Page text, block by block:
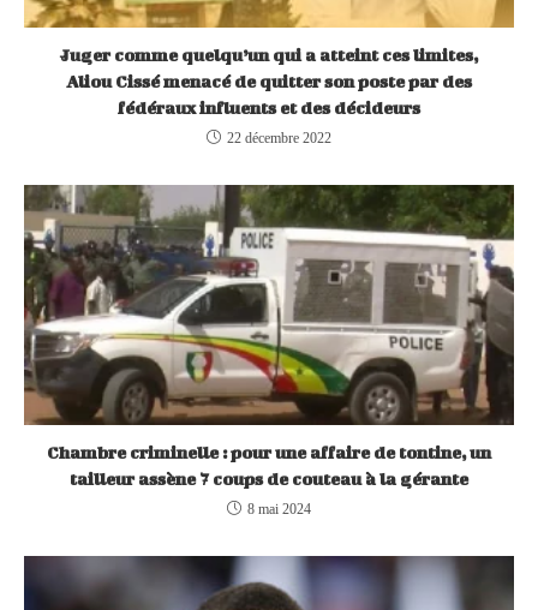
Juger comme quelqu’un qui a atteint ces limites,
Aliou Cissé menacé de quitter son poste par des
fédéraux influents et des décideurs
22 décembre 2022
Chambre criminelle : pour une affaire de tontine, un
tailleur assène 7 coups de couteau à la gérante
8 mai 2024